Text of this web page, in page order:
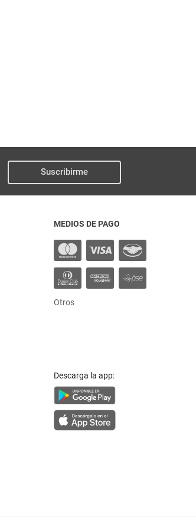
Suscribirme
MEDIOS DE PAGO
Otros
Descarga la app: